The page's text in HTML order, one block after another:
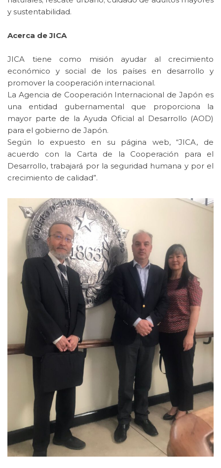
y sustentabilidad.
Acerca de JICA
JICA tiene como misión ayudar al crecimiento
económico y social de los países en desarrollo y
promover la cooperación internacional.
La Agencia de Cooperación Internacional de Japón es
una entidad gubernamental que proporciona la
mayor parte de la Ayuda Oficial al Desarrollo (AOD)
para el gobierno de Japón.
Según lo expuesto en su página web, “JICA, de
acuerdo con la Carta de la Cooperación para el
Desarrollo, trabajará por la seguridad humana y por el
crecimiento de calidad”.